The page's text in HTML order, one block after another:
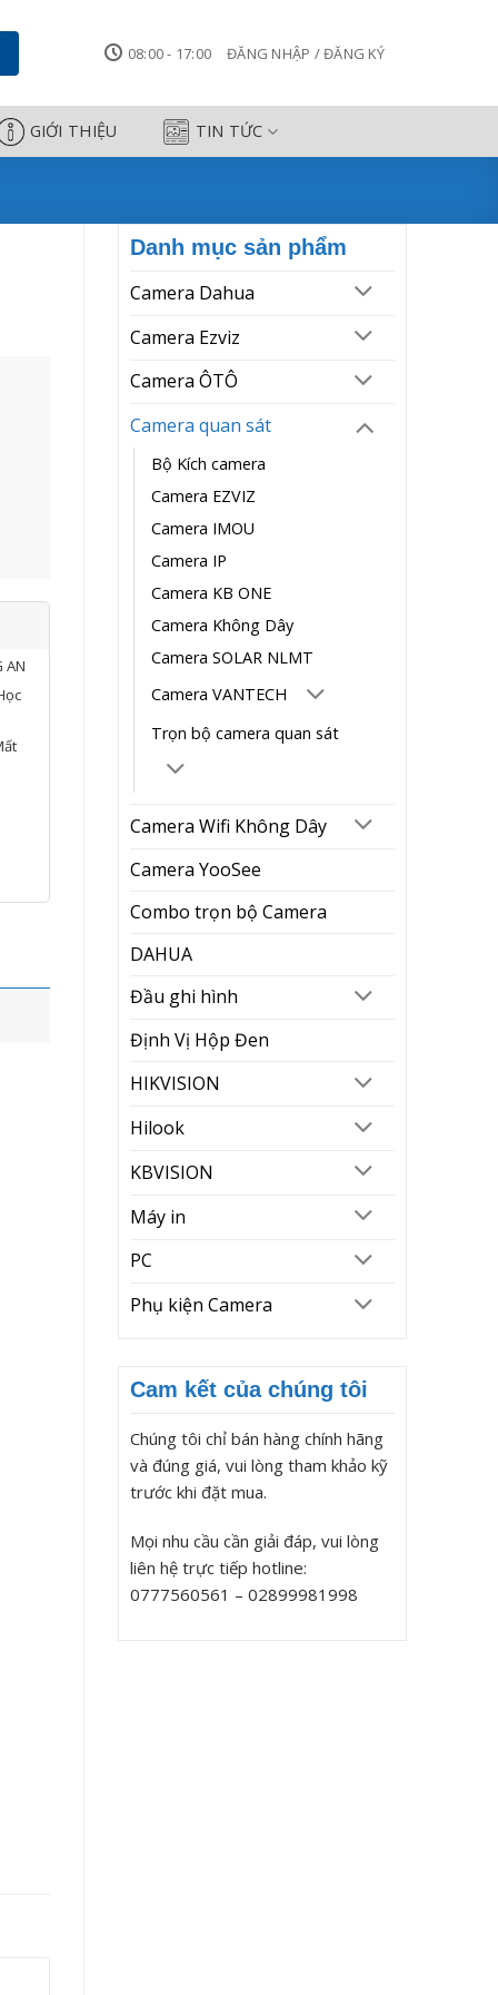
08:00 - 17:00 ĐĂNG NHẬP / ĐĂNG KÝ
GIỚI THIỆU TIN TỨC
Danh mục sản phẩm
Camera Dahua
Camera Ezviz
Camera ÔTÔ
Camera quan sát
Bộ Kích camera
Camera EZVIZ
Camera IMOU
Camera IP
Camera KB ONE
Camera Không Dây
Camera SOLAR NLMT
Camera VANTECH
Trọn bộ camera quan sát
Camera Wifi Không Dây
Camera YooSee
Combo trọn bộ Camera
DAHUA
Đầu ghi hình
Định Vị Hộp Đen
HIKVISION
Hilook
KBVISION
Máy in
PC
Phụ kiện Camera
Cam kết của chúng tôi
Chúng tôi chỉ bán hàng chính hãng
và đúng giá, vui lòng tham khảo kỹ
trước khi đặt mua.
Mọi nhu cầu cần giải đáp, vui lòng
liên hệ trực tiếp hotline:
0777560561 – 02899981998
AN